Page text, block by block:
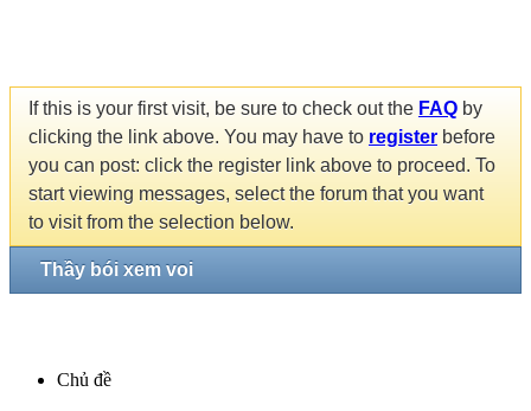
If this is your first visit, be sure to check out the FAQ by
clicking the link above. You may have to register before
you can post: click the register link above to proceed. To
start viewing messages, select the forum that you want
to visit from the selection below.
Thầy bói xem voi
Chủ đề